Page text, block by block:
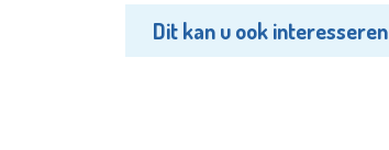
Dit kan u ook interesseren